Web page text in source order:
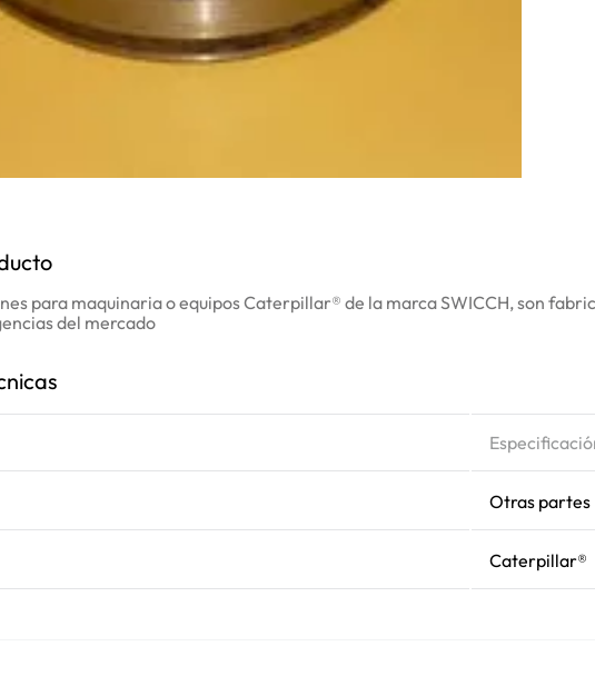
para maquinaria o equipos Caterpillar® de la marca SWICCH, son
del mercado
Otras partes
Caterpillar®